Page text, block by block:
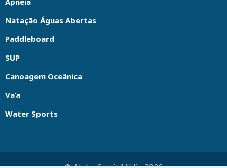
Natação Águas Abertas
Paddleboard
SUP
Canoagem Oceânica
Va’a
Water Sports